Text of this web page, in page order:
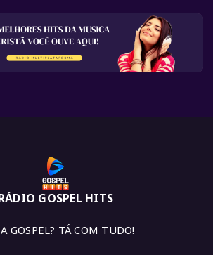
GOSPEL HITS
GOSPEL? TÁ COM TUDO!